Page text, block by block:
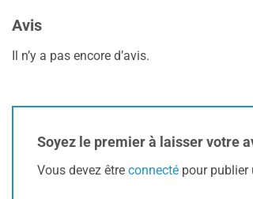
Avis
Il n’y a pas encore d’avis.
Soyez le premier à laisser votre
Vous devez être connecté pour publier